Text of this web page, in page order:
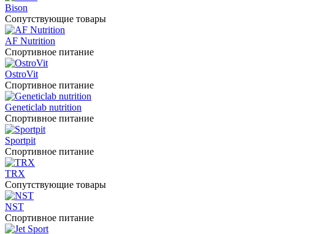
Bison
Сопутствующие товары
AF Nutrition
Спортивное питание
OstroVit
Спортивное питание
Geneticlab nutrition
Спортивное питание
Sportpit
Спортивное питание
TRX
Сопутствующие товары
NST
Спортивное питание